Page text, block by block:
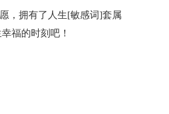
，拥有了人生[敏感词]套属
福的时刻吧！